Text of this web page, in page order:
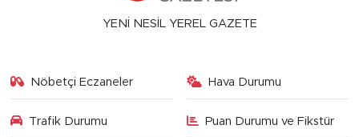
YENİ NESİL YEREL GAZETE
Nöbetçi Eczaneler Hava Durumu
Trafik Durumu Puan Durumu ve Fikstür